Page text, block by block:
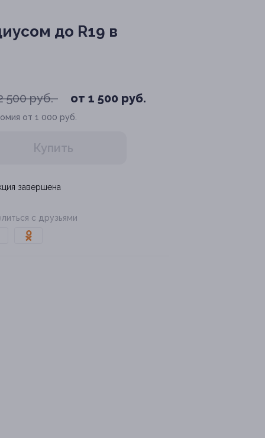
до R19 в
500 руб. от 1 500 руб.
от 1 000 руб.
Купить
завершена
с друзьями